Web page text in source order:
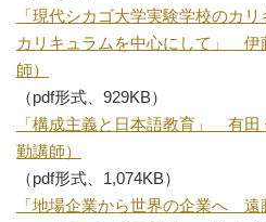
「現代シカゴ大学実験学校のカ
カリキュラムを中心にして」 伊
師）
（pdf形式、929KB）
「構成主義と日本語教育」 有田
勤講師）
（pdf形式、1,074KB）
「地場企業から世界の企業へ 遠